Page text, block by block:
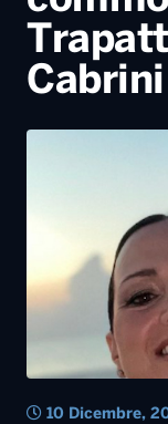
Cabrini
10 Dicembre,